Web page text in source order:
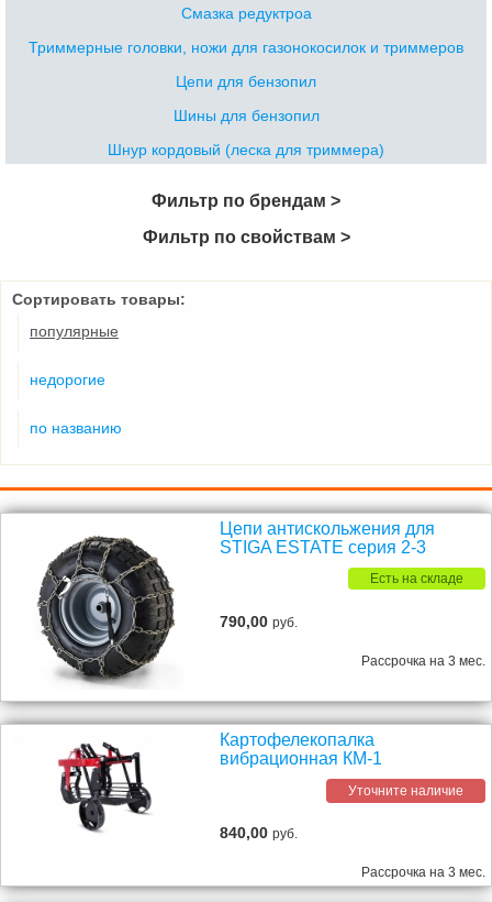
Смазка редуктроа
Триммерные головки, ножи для газонокосилок и триммеров
Цепи для бензопил
Шины для бензопил
Шнур кордовый (леска для триммера)
Фильтр по брендам >
Фильтр по свойствам >
Сортировать товары:
популярные
недорогие
по названию
Цепи антискольжения для
STIGA ESTATE серия 2-3
Есть на складе
790,00руб.
Рассрочка на 3 мес.
Картофелекопалка
вибрационная КМ-1
Уточните наличие
840,00руб.
Рассрочка на 3 мес.